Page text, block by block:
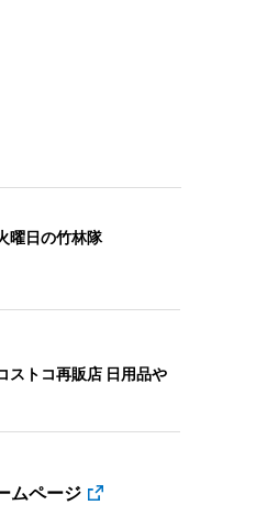
曜日の竹林隊
ストコ再販店 日用品や
ムページ